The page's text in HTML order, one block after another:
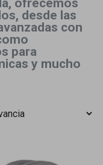
ofrecemos
desde las
con
para
y mucho